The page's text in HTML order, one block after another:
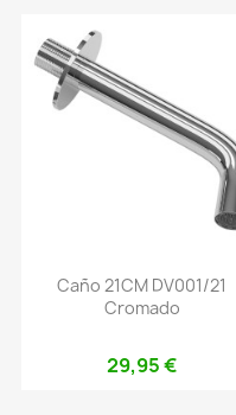
Caño 21CM DV001/21
Cromado
29,95 €